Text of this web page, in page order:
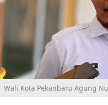
Wali Kota Pekanbaru Agung